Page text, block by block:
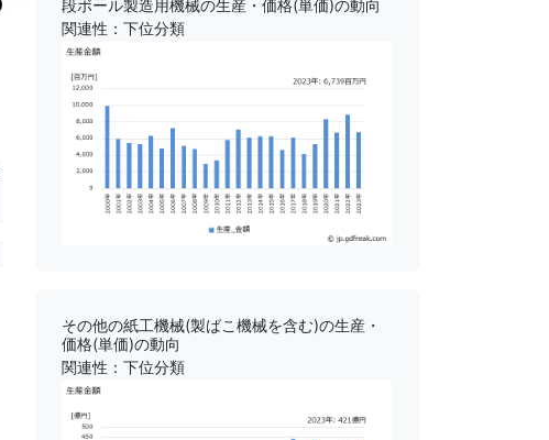
段ボール製造用機械の生産・価格(単価)の動向
関連性：下位分類
その他の紙工機械(製ばこ機械を含む)の生産・
価格(単価)の動向
関連性：下位分類